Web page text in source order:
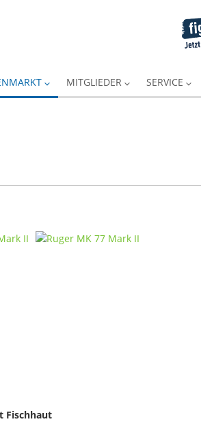
MITGLIEDER SERVICE
Fischhaut